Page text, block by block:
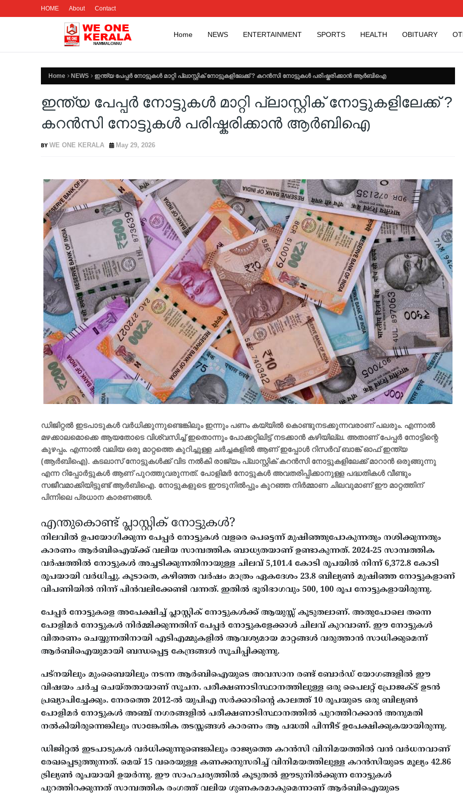
HOME About Contact
Home NEWS ENTERTAINMENT SPORTS HEALTH OBITUARY
Home NEWS ഇന്ത്യ പേപ്പർ നോട്ടുകൾ മാറ്റി പ്ലാസ്റ്റിക് നോട്ടുകളിലേക്ക് ? കറൻസി നോട്ടുകൾ പരിഷ്കരിക്കാൻ ആർബിഐ
ഇന്ത്യ പേപ്പർ നോട്ടുകൾ മാറ്റി പ്ലാസ്റ്റിക് നോട്ടുകളിലേക്ക് ?
കറൻസി നോട്ടുകൾ പരിഷ്കരിക്കാൻ ആർബിഐ
WE ONE KERALA May 29, 2026
ഡിജിറ്റൽ ഇടപാടുകൾ വർധിക്കുന്നുണ്ടെങ്കിലും ഇന്നും പണം കയ്യിൽ കൊണ്ടുനടക്കുന്നവരാണ് പലരും. എന്നാൽ
മഴക്കാലമൊക്കെ ആയതോടെ വിശ്വസിച്ച് ഇതൊന്നും പോക്കറ്റിലിട്ട് നടക്കാൻ കഴിയില്ല. അതാണ് പേപ്പർ നോട്ടിന്റെ
കുഴപ്പം. എന്നാൽ വലിയ ഒരു മാറ്റത്തെ കുറിച്ചുള്ള ച‌ർച്ചകളിൽ ആണ് ഇപ്പോൾ റിസർവ് ബാങ്ക് ഓഫ് ഇന്ത്യ
(ആർബിഐ). കടലാസ് നോട്ടുകൾക്ക് വിട നൽകി രാജ്യം പ്ലാസ്റ്റിക് കറൻസി നോട്ടുകളിലേക്ക് മാറാൻ ഒരുങ്ങുന്നു
എന്ന റിപ്പോ‌ർട്ടുകൾ ആണ് പുറത്തുവരുന്നത്. പോളിമർ നോട്ടുകൾ അവതരിപ്പിക്കാനുള്ള പദ്ധതികൾ വീണ്ടും
സജീവമാക്കിയിട്ടുണ്ട് ആർബിഐ. നോട്ടുകളുടെ ഈടുനിൽപ്പും കുറഞ്ഞ നിർമ്മാണ ചിലവുമാണ് ഈ മാറ്റത്തിന്
പിന്നിലെ പ്രധാന കാരണങ്ങൾ.
എന്തുകൊണ്ട് പ്ലാസ്റ്റിക് നോട്ടുകൾ?
നിലവിൽ ഉപയോഗിക്കുന്ന പേപ്പർ നോട്ടുകൾ വളരെ പെട്ടെന്ന് മുഷിഞ്ഞുപോകുന്നതും നശിക്കുന്നതും
കാരണം ആർബിഐയ്ക്ക് വലിയ സാമ്പത്തിക ബാധ്യതയാണ് ഉണ്ടാകുന്നത്. 2024-25 സാമ്പത്തിക
വർഷത്തിൽ നോട്ടുകൾ അച്ചടിക്കുന്നതിനായുള്ള ചിലവ് 5,101.4 കോടി രൂപയിൽ നിന്ന് 6,372.8 കോടി
രൂപയായി വർധിച്ചു. കൂടാതെ, കഴിഞ്ഞ വർഷം മാത്രം ഏകദേശം 23.8 ബില്യൺ മുഷിഞ്ഞ നോട്ടുകളാണ്
വിപണിയിൽ നിന്ന് പിൻവലിക്കേണ്ടി വന്നത്. ഇതിൽ ഭൂരിഭാഗവും 500, 100 രൂപ നോട്ടുകളായിരുന്നു.
പേപ്പർ നോട്ടുകളെ അപേക്ഷിച്ച് പ്ലാസ്റ്റിക് നോട്ടുകൾക്ക് ആയുസ്സ് കൂടുതലാണ്. അതുപോലെ തന്നെ
പോളിമർ നോട്ടുകൾ നിർമ്മിക്കുന്നതിന് പേപ്പർ നോട്ടുകളേക്കാൾ ചിലവ് കുറവാണ്. ഈ നോട്ടുകൾ
വിതരണം ചെയ്യുന്നതിനായി എടിഎമ്മുകളിൽ ആവശ്യമായ മാറ്റങ്ങൾ വരുത്താൻ സാധിക്കുമെന്ന്
ആർബിഐയുമായി ബന്ധപ്പെട്ട കേന്ദ്രങ്ങൾ സൂചിപ്പിക്കുന്നു.
പട്നയിലും മുംബൈയിലും നടന്ന ആർബിഐയുടെ അവസാന രണ്ട് ബോർഡ് യോഗങ്ങളിൽ ഈ
വിഷയം ചർച്ച ചെയ്തതായാണ് സൂചന. പരീക്ഷണാടിസ്ഥാനത്തിലുള്ള ഒരു പൈലറ്റ് പ്രോജക്ട് ഉടൻ
പ്രഖ്യാപിച്ചേക്കും. നേരത്തെ 2012-ൽ യുപിഎ സർക്കാരിന്റെ കാലത്ത് 10 രൂപയുടെ ഒരു ബില്യൺ
പോളിമർ നോട്ടുകൾ അഞ്ച് നഗരങ്ങളിൽ പരീക്ഷണാടിസ്ഥാനത്തിൽ പുറത്തിറക്കാൻ അനുമതി
നൽകിയിരുന്നെങ്കിലും സാങ്കേതിക തടസ്സങ്ങൾ കാരണം ആ പദ്ധതി പിന്നീട് ഉപേക്ഷിക്കുകയായിരുന്നു.
ഡിജിറ്റൽ ഇടപാടുകൾ വർധിക്കുന്നുണ്ടെങ്കിലും രാജ്യത്തെ കറൻസി വിനിമയത്തിൽ വൻ വർധനവാണ്
രേഖപ്പെടുത്തുന്നത്. മെയ് 15 വരെയുള്ള കണക്കനുസരിച്ച് വിനിമയത്തിലുള്ള കറൻസിയുടെ മൂല്യം 42.86
ട്രില്യൺ രൂപയായി ഉയർന്നു. ഈ സാഹചര്യത്തിൽ കൂടുതൽ ഈടുനിൽക്കുന്ന നോട്ടുകൾ
പുറത്തിറക്കുന്നത് സാമ്പത്തിക രംഗത്ത് വലിയ ഗുണകരമാകുമെന്നാണ് ആർബിഐയുടെ